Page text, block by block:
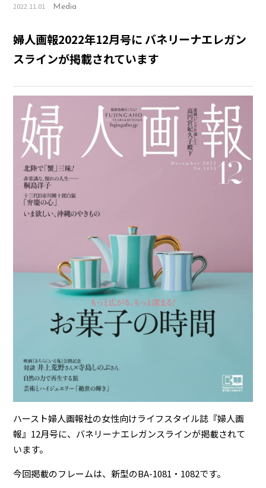
2022.11.01 Media
婦人画報2022年12月号に バネリーナエレガン
スラインが掲載されています
ハースト婦人画報社の女性向けライフスタイル誌『婦人画
報』12月号に、バネリーナエレガンスラインが掲載されて
います。
今回掲載のフレームは、新型のBA-1081・1082です。